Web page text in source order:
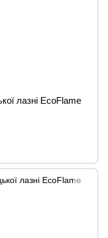
лазні EcoFlame